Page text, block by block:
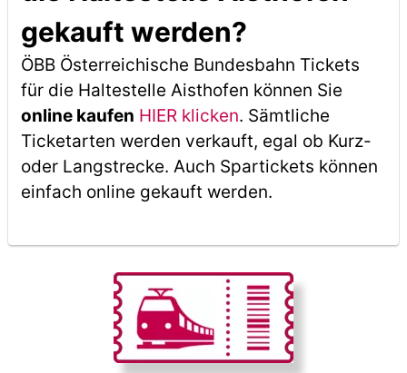
gekauft werden?
ÖBB Österreichische Bundesbahn Tickets
für die Haltestelle Aisthofen können Sie
online kaufen HIER klicken. Sämtliche
Ticketarten werden verkauft, egal ob Kurz-
oder Langstrecke. Auch Spartickets können
einfach online gekauft werden.